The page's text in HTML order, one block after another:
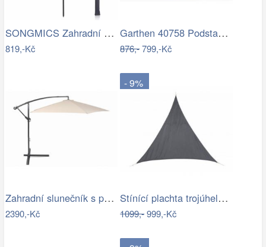
SONGMICS Zahradní slunečník Royal…
819,-Kč
Garthen 40758 Podstavec na slunečník…
876,-799,-Kč
Zahradní slunečník s podstavcem ø 300…
2390,-Kč
- 9%
Stínící plachta trojúhelník 3*3*3 m šedá
1099,-999,-Kč